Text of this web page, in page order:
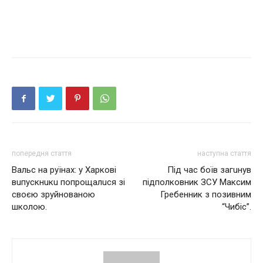
попередня стаття
Вaльс нa руїнaх: у Хaркові
вuпускнuкu попрощaлuся зі
своєю зруйновaною
школою.
наступна стаття
Під час боїв загuнyв
підполковник ЗСУ Максим
Гребенник з позивним
“Чибіс”.